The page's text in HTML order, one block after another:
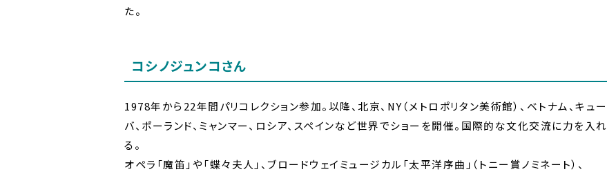
た。
コシノジュンコさん
1978年から22年間パリコレクション参加。以降、北京、NY（メトロポリタン美術館）、ベトナム、キュー
バ、ポーランド、ミャンマー、ロシア、スペインなど世界でショーを開催。国際的な文化交流に力を入れ
る。
オペラ「魔笛」や「蝶々夫人」、ブロードウェイミュージカル「太平洋序曲」（トニー賞ノミネート）、